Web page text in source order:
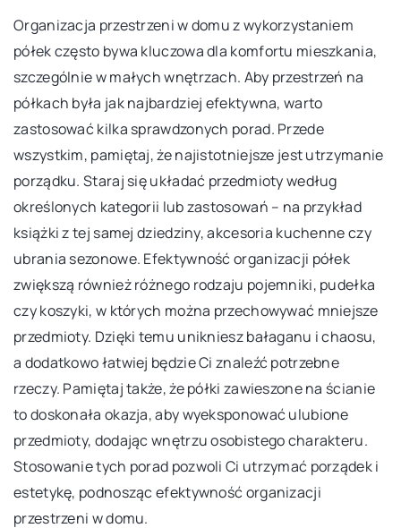
Organizacja przestrzeni w domu z wykorzystaniem
półek często bywa kluczowa dla komfortu mieszkania,
szczególnie w małych wnętrzach. Aby przestrzeń na
półkach była jak najbardziej efektywna, warto
zastosować kilka sprawdzonych porad. Przede
wszystkim, pamiętaj, że najistotniejsze jest utrzymanie
porządku. Staraj się układać przedmioty według
określonych kategorii lub zastosowań – na przykład
książki z tej samej dziedziny, akcesoria kuchenne czy
ubrania sezonowe. Efektywność organizacji półek
zwiększą również różnego rodzaju pojemniki, pudełka
czy koszyki, w których można przechowywać mniejsze
przedmioty. Dzięki temu unikniesz bałaganu i chaosu,
a dodatkowo łatwiej będzie Ci znaleźć potrzebne
rzeczy. Pamiętaj także, że półki zawieszone na ścianie
to doskonała okazja, aby wyeksponować ulubione
przedmioty, dodając wnętrzu osobistego charakteru.
Stosowanie tych porad pozwoli Ci utrzymać porządek i
estetykę, podnosząc efektywność organizacji
przestrzeni w domu.